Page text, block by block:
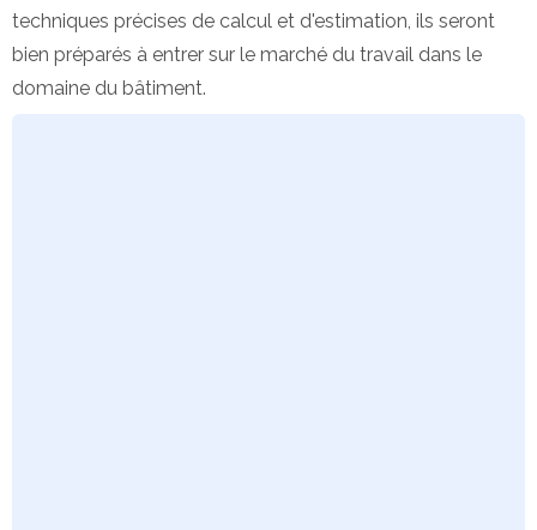
techniques précises de calcul et d'estimation, ils seront
bien préparés à entrer sur le marché du travail dans le
domaine du bâtiment.